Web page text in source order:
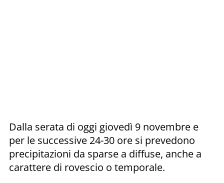
Dalla serata di oggi giovedì 9 novembre e
per le successive 24-30 ore si prevedono
precipitazioni da sparse a diffuse, anche a
carattere di rovescio o temporale.